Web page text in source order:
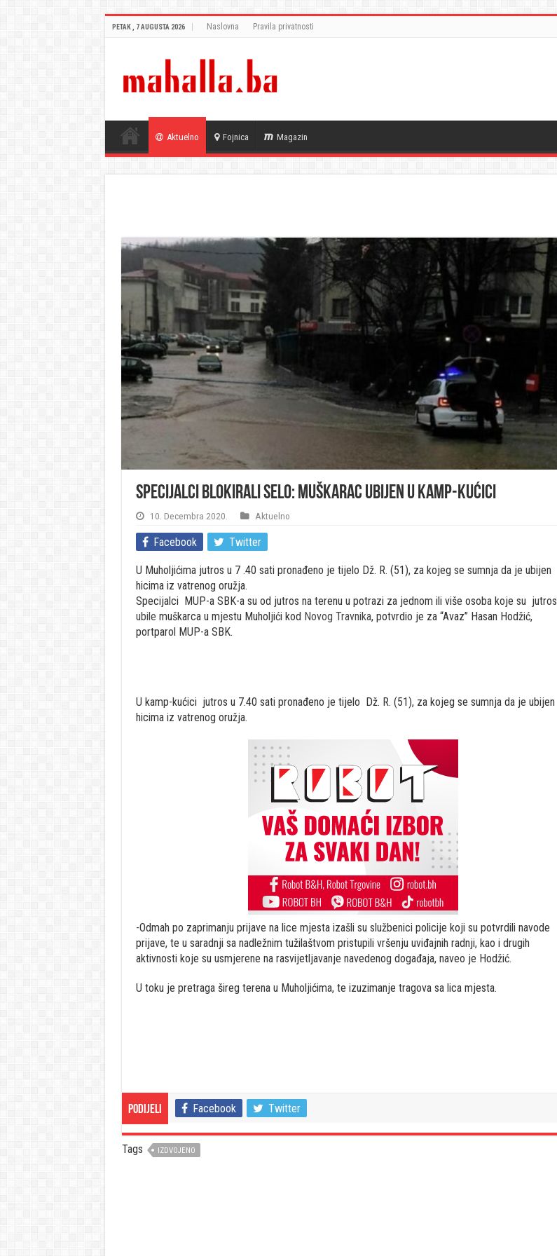
PETAK , 7 AUGUSTA 2026 Naslovna Pravila privatnosti
Aktuelno Fojnica Magazin
Specijalci blokirali selo: Muškarac ubijen u kamp-kućici
10. Decembra 2020. Aktuelno
Facebook Twitter
U Muholjićima jutros u 7 .40 sati pronađeno je tijelo Dž. R. (51), za kojeg se sumnja da je ubijen
hicima iz vatrenog oružja.
Specijalci MUP-a SBK-a su od jutros na terenu u potrazi za jednom ili više osoba koje su jutros
ubile muškarca u mjestu Muholjići kod Novog Travnika, potvrdio je za “Avaz” Hasan Hodžić,
portparol MUP-a SBK.
U kamp-kućici jutros u 7.40 sati pronađeno je tijelo Dž. R. (51), za kojeg se sumnja da je ubijen
hicima iz vatrenog oružja.
-Odmah po zaprimanju prijave na lice mjesta izašli su službenici policije koji su potvrdili navode
prijave, te u saradnji sa nadležnim tužilaštvom pristupili vršenju uviđajnih radnji, kao i drugih
aktivnosti koje su usmjerene na rasvijetljavanje navedenog događaja, naveo je Hodžić.
U toku je pretraga šireg terena u Muholjićima, te izuzimanje tragova sa lica mjesta.
Podijeli Facebook Twitter
Tags IZDVOJENO